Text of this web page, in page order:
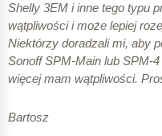
Shelly 3EM i inne tego typu
wątpliwości i może lepiej
Niektórzy doradzali mi, aby
Sonoff SPM-Main lub SPM-
więcej mam wątpliwości.
Bartosz